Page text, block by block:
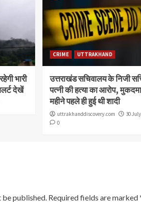
भारी
देखें
CRIME UTTRAKHAND
उत्तराखंड सचिवालय के निजी
पत्नी की हत्या का आरोप,
महीने पहले ही हुई थी शादी
uttrakhanddiscovery.com
30
0
be published. Required fields are marked